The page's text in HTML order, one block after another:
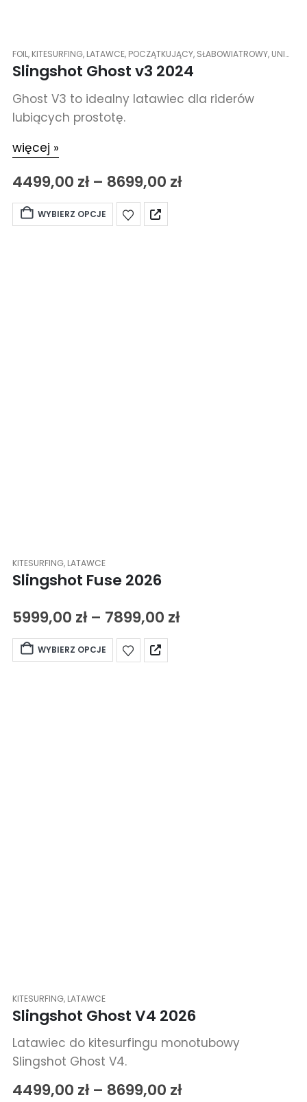
FOIL, KITESURFING, LATAWCE, POCZĄTKUJĄCY, SŁABOWIATROWY, UNIWERSALNY - ALLROUND
Slingshot Ghost v3 2024
Ghost V3 to idealny latawiec dla riderów
lubiących prostotę.
więcej »
4499,00 zł – 8699,00 zł
WYBIERZ OPCJE
KITESURFING, LATAWCE
Slingshot Fuse 2026
5999,00 zł – 7899,00 zł
WYBIERZ OPCJE
KITESURFING, LATAWCE
Slingshot Ghost V4 2026
Latawiec do kitesurfingu monotubowy
Slingshot Ghost V4.
4499,00 zł – 8699,00 zł